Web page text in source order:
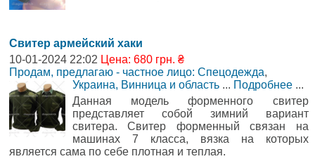
Свитер армейский хаки
10-01-2024 22:02 Цена: 680 грн. ₴
Продам, предлагаю - частное лицо: Спецодежда,
Украина, Винница и область ... Подробнее ...
Данная модель форменного свитер
представляет собой зимний вариант
свитера. Свитер форменный связан на
машинах 7 класса, вязка на которых
является сама по себе плотная и теплая.